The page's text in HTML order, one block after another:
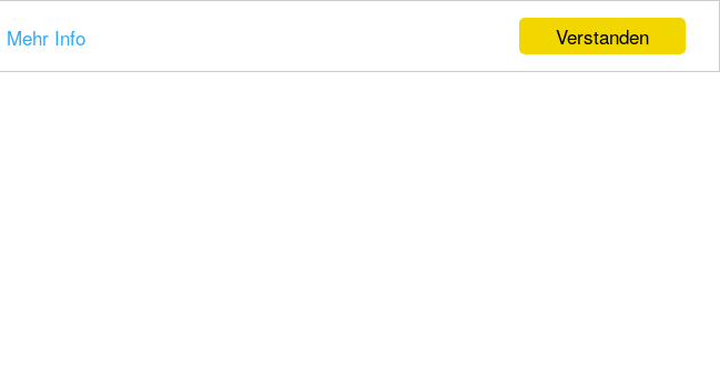
Verstanden
Mehr Info